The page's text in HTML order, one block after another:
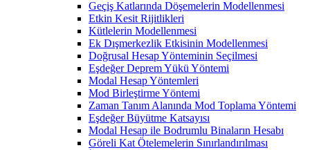
Geçiş Katlarında Döşemelerin Modellenmesi
Etkin Kesit Rijitlikleri
Kütlelerin Modellenmesi
Ek Dışmerkezlik Etkisinin Modellenmesi
Doğrusal Hesap Yönteminin Seçilmesi
Eşdeğer Deprem Yükü Yöntemi
Modal Hesap Yöntemleri
Mod Birleştirme Yöntemi
Zaman Tanım Alanında Mod Toplama Yöntemi
Eşdeğer Büyütme Katsayısı
Modal Hesap ile Bodrumlu Binaların Hesabı
Göreli Kat Ötelemelerin Sınırlandırılması